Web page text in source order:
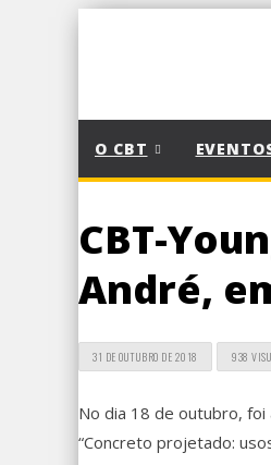
O CBT
CBT-
André,
31 DE OUTUBRO DE 2018 938
No dia 18 de outubro, foi
“Concreto projetado: